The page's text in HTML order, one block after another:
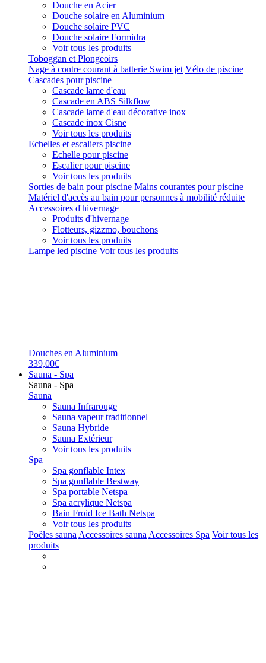
Douche en Acier
Douche solaire en Aluminium
Douche solaire PVC
Douche solaire Formidra
Voir tous les produits
Toboggan et Plongeoirs
Nage à contre courant à batterie Swim jet Vélo de piscine
Cascades pour piscine
Cascade lame d'eau
Cascade en ABS Silkflow
Cascade lame d'eau décorative inox
Cascade inox Cisne
Voir tous les produits
Echelles et escaliers piscine
Echelle pour piscine
Escalier pour piscine
Voir tous les produits
Sorties de bain pour piscine Mains courantes pour piscine
Matériel d'accès au bain pour personnes à mobilité réduite
Accessoires d'hivernage
Produits d'hivernage
Flotteurs, gizzmo, bouchons
Voir tous les produits
Lampe led piscine Voir tous les produits
Douches en Aluminium
339,00€
Sauna - Spa
Sauna - Spa
Sauna
Sauna Infrarouge
Sauna vapeur traditionnel
Sauna Hybride
Sauna Extérieur
Voir tous les produits
Spa
Spa gonflable Intex
Spa gonflable Bestway
Spa portable Netspa
Spa acrylique Netspa
Bain Froid Ice Bath Netspa
Voir tous les produits
Poêles sauna Accessoires sauna Accessoires Spa Voir tous les
produits